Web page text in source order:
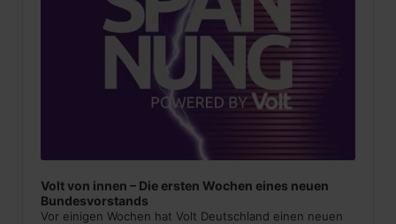
Volt von innen – Die ersten Wochen eines neuen
Bundesvorstands
Vor einigen Wochen hat Volt Deutschland einen neuen